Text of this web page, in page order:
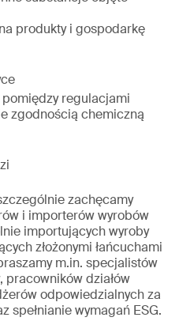
produkty i gospodarkę
regulacjami
zgodnością chemiczną
zachęcamy
i importerów wyrobów
importujących wyroby
złożonymi łańcuchami
m.in. specjalistów
działów
odpowiedzialnych za
spełnianie wymagań ESG.